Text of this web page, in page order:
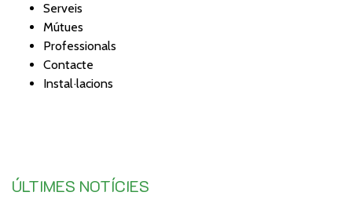
Serveis
Mútues
Professionals
Contacte
Instal·lacions
ÚLTIMES NOTÍCIES